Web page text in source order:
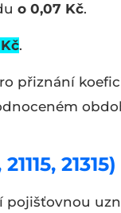
o 0,07 Kč.
.
přiznání
21315)
pojišťovnou